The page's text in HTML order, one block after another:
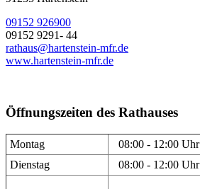
09152 926900
09152 9291- 44
rathaus@hartenstein-mfr.de
www.hartenstein-mfr.de
Öffnungszeiten des Rathauses
Montag 08:00 - 12:00 Uhr
Dienstag
08:00 - 12:00 Uhr